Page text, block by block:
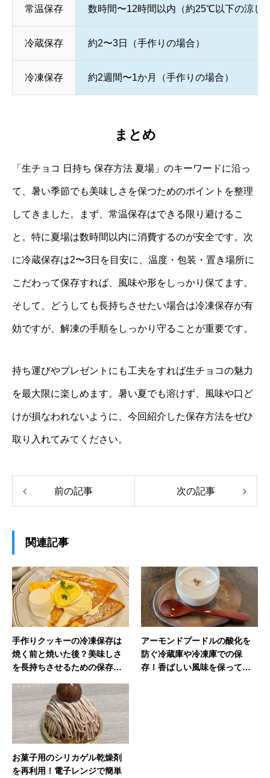
常温保存 数時間〜12時間以内（約25℃以下の涼し
冷蔵保存 約2〜3日（手作りの場合）
冷凍保存 約2週間〜1か月（手作りの場合）
まとめ
「生チョコ 日持ち 保存方法 夏場」のキーワードに沿っ
て、暑い季節でも美味しさを保つためのポイントを整理
してきました。まず、常温保存はできる限り避けるこ
と。特に夏場は数時間以内に消費するのが安全です。次
に冷蔵保存は2〜3日を目安に、温度・包装・置き場所に
こだわって保存すれば、風味や形をしっかり保てます。
そして、どうしても長持ちさせたい場合は冷凍保存が有
効ですが、解凍の手順をしっかり守ることが重要です。
持ち運びやプレゼントにも工夫をすれば生チョコの魅力
を最大限に楽しめます。暑い夏でも溶けず、風味や口ど
けが損なわれないように、今回紹介した保存方法をぜひ
取り入れてみてください。
前の記事 次の記事
関連記事
手作りクッキーの冷凍保存は
焼く前と焼いた後？美味しさ
を長持ちさせるための保存テ
アーモンドプードルの酸化を
防ぐ冷蔵庫や冷凍庫での保
存！香ばしい風味を保ってお
お菓子用のシリカゲル乾燥剤
を再利用！電子レンジで簡単